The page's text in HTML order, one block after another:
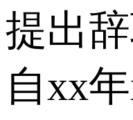
提出
自xx